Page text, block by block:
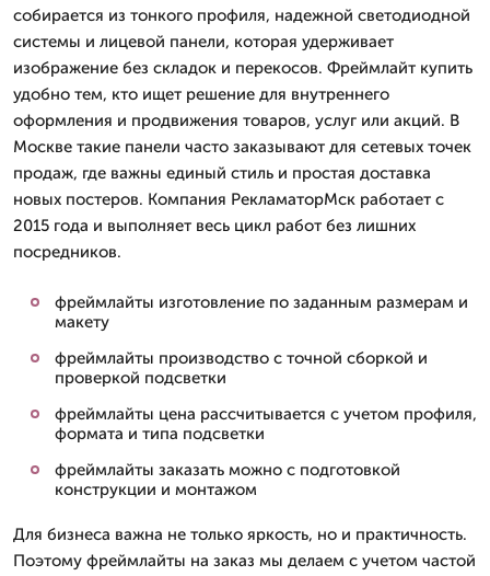
собирается из тонкого профиля, надежной светодиодной
системы и лицевой панели, которая удерживает
изображение без складок и перекосов. Фреймлайт купить
удобно тем, кто ищет решение для внутреннего
оформления и продвижения товаров, услуг или акций. В
Москве такие панели часто заказывают для сетевых точек
продаж, где важны единый стиль и простая доставка
новых постеров. Компания РекламаторМск работает с
2015 года и выполняет весь цикл работ без лишних
посредников.
фреймлайты изготовление по заданным размерам и
макету
фреймлайты производство с точной сборкой и
проверкой подсветки
фреймлайты цена рассчитывается с учетом профиля,
формата и типа подсветки
фреймлайты заказать можно с подготовкой
конструкции и монтажом
Для бизнеса важна не только яркость, но и практичность.
Поэтому фреймлайты на заказ мы делаем с учетом частой